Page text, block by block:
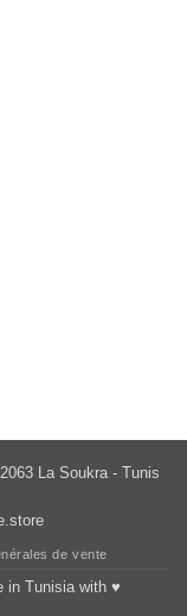
La Soukra - Tunis
de vente
in Tunisia with ♥